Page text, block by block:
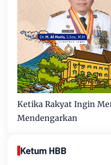
Ketika Rakyat Ingin
Mendengarkan
Ketum HBB